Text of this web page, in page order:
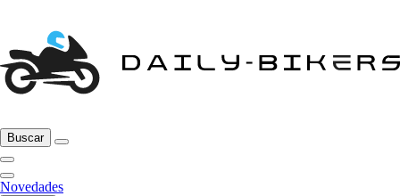
Buscar
Novedades